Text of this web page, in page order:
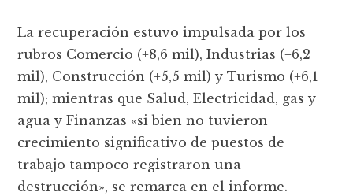
La recuperación estuvo impulsada por los
rubros Comercio (+8,6 mil), Industrias (+6,2
mil), Construcción (+5,5 mil) y Turismo (+6,1
mil); mientras que Salud, Electricidad, gas y
agua y Finanzas «si bien no tuvieron
crecimiento significativo de puestos de
trabajo tampoco registraron una
destrucción», se remarca en el informe.